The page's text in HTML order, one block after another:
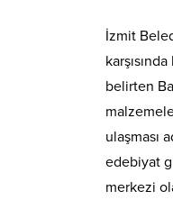
İzmit
belirten
ulaşması
edebiyat
merkezi